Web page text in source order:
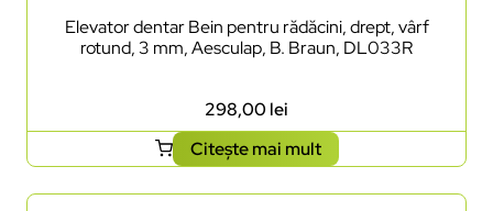
Elevator dentar Bein pentru rădăcini, drept, vârf
rotund, 3 mm, Aesculap, B. Braun, DL033R
298,00 lei
Citește mai mult